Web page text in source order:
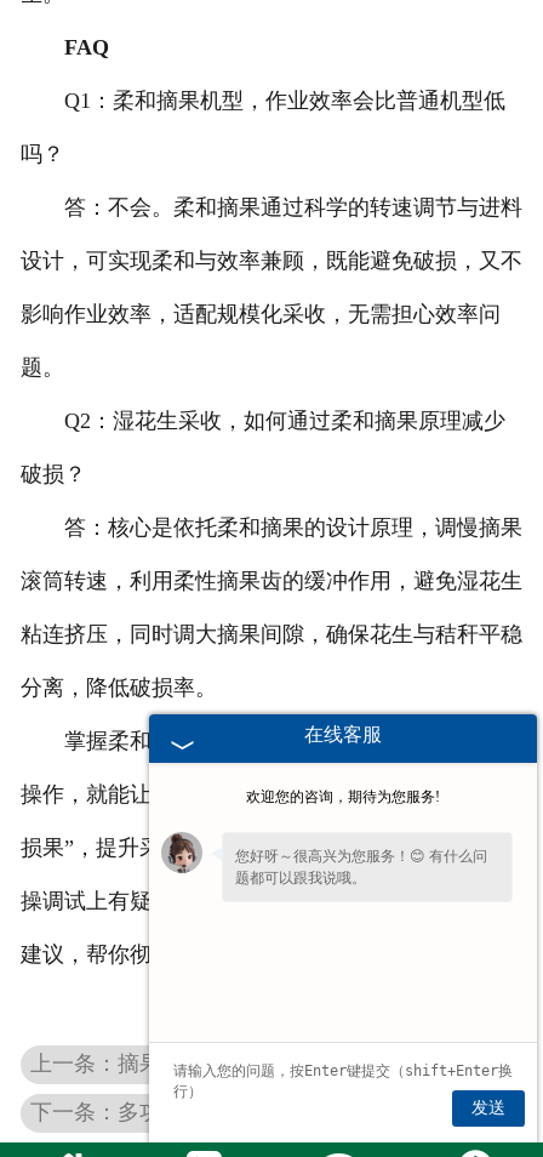
FAQ
Q1：柔和摘果机型，作业效率会比普通机型低
吗？
答：不会。柔和摘果通过科学的转速调节与进料
设计，可实现柔和与效率兼顾，既能避免破损，又不
影响作业效率，适配规模化采收，无需担心效率问
题。
Q2：湿花生采收，如何通过柔和摘果原理减少
破损？
答：核心是依托柔和摘果的设计原理，调慢摘果
滚筒转速，利用柔性摘果齿的缓冲作用，避免湿花生
粘连挤压，同时调大摘果间隙，确保花生与秸秆平稳
分离，降低破损率。
掌握柔和摘果的设计原理，选对适配机型并规范
操作，就能让干湿两用花生摘果机实现“摘净果、不
损果”，提升采收品质与收益。若你在机型选型、实
操调试上有疑问，欢迎留言咨询，我们将提供实用的
建议，帮你彻底解决挤压破损困扰。
上一条：摘果易烂果？江苏花生自动摘果机低破损设计要点
下一条：多功能花生摘果机怎么选？看懂这几点不踩坑
在线客服
欢迎您的咨询，期待为您服务!
您好呀～很高兴为您服务！😊 有什么问
题都可以跟我说哦。
发送